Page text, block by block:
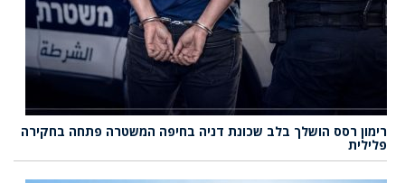
רימון רסס הושלך בלב שכונת דניה בחיפה המשטרה פתחה בחקירה
פלילית